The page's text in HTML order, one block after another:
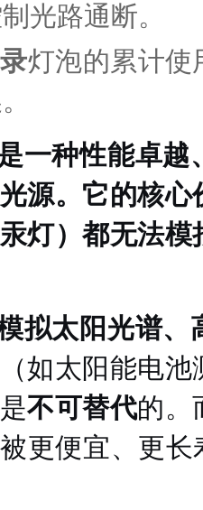
光路通断。
灯泡的累计使
一种性能卓越
源。它的核
灯）都无法模
拟太阳光谱、
如太阳能电
不可替代的。
更便宜、更